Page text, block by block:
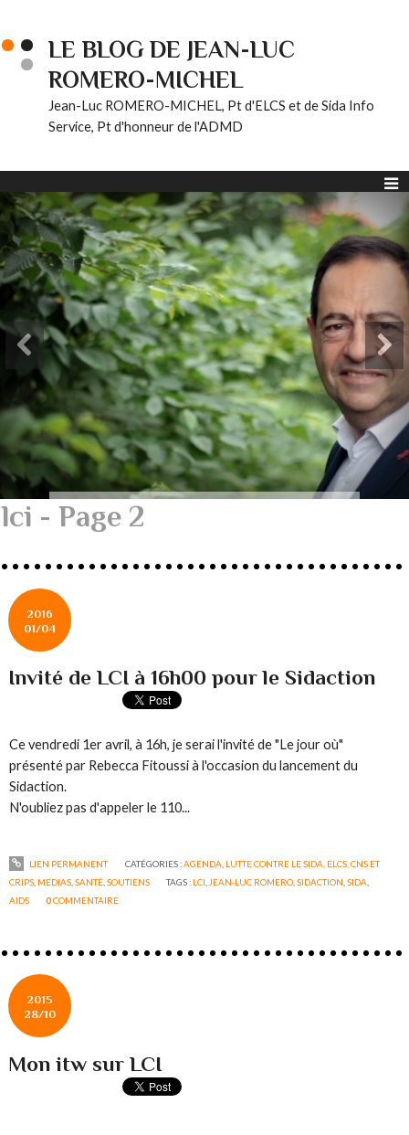
LE BLOG DE JEAN-LUC
ROMERO-MICHEL
Jean-Luc ROMERO-MICHEL, Pt d'ELCS et de Sida Info
Service, Pt d'honneur de l'ADMD
lci - Page 2
2016
01/04
Invité de LCI à 16h00 pour le Sidaction
Ce vendredi 1er avril, à 16h, je serai l'invité de "Le jour où"
présenté par Rebecca Fitoussi à l'occasion du lancement du
Sidaction.
N'oubliez pas d'appeler le 110...
LIEN PERMANENT CATÉGORIES :AGENDA LUTTE CONTRE LE SIDA, ELCS, CNS ET
CRIPS MEDIAS ,SANTÉ ,SOUTIENS TAGS : LCI JEAN-LUC ROMERO ,SIDACTION ,SIDA
AIDS
0COMMENTAIRE
2015
28/10
Mon itw sur LCI